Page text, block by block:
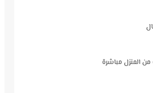
من المنزل مباشرة